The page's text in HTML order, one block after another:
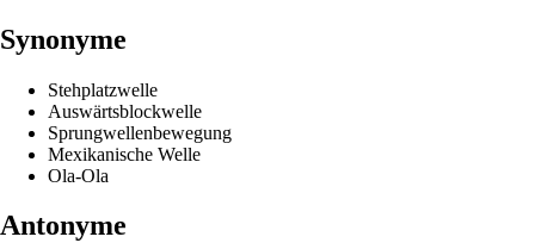
Synonyme
Stehplatzwelle
Auswärtsblockwelle
Sprungwellenbewegung
Mexikanische Welle
Ola-Ola
Antonyme